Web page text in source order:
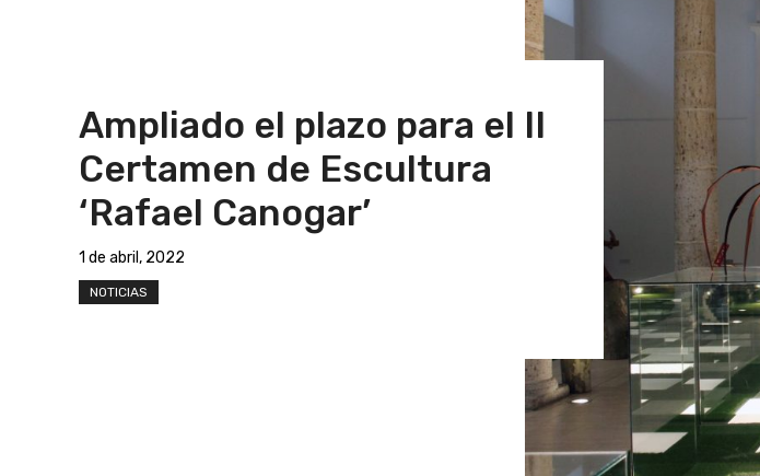
Ampliado el plazo para el II
Certamen de Escultura
‘Rafael Canogar’
1 de abril, 2022
NOTICIAS